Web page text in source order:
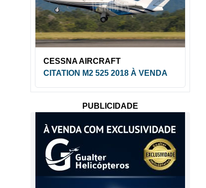
CESSNA AIRCRAFT
CITATION M2 525 2018 À VENDA
PUBLICIDADE